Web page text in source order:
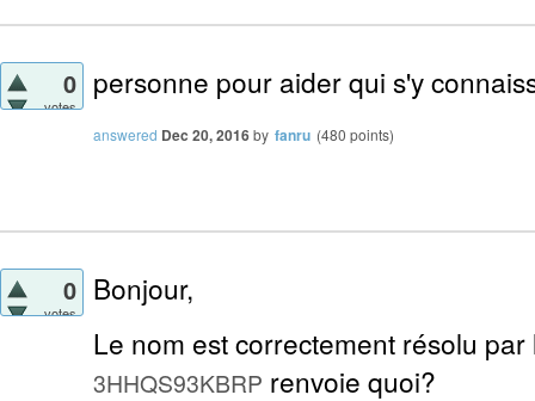
0
votes
personne pour aider qui s'y
answered Dec 20, 2016by fanru (480 points)
0
votes
Bonjour,
Le nom est correctement résolu
3HHQS93KBRP renvoie quoi?